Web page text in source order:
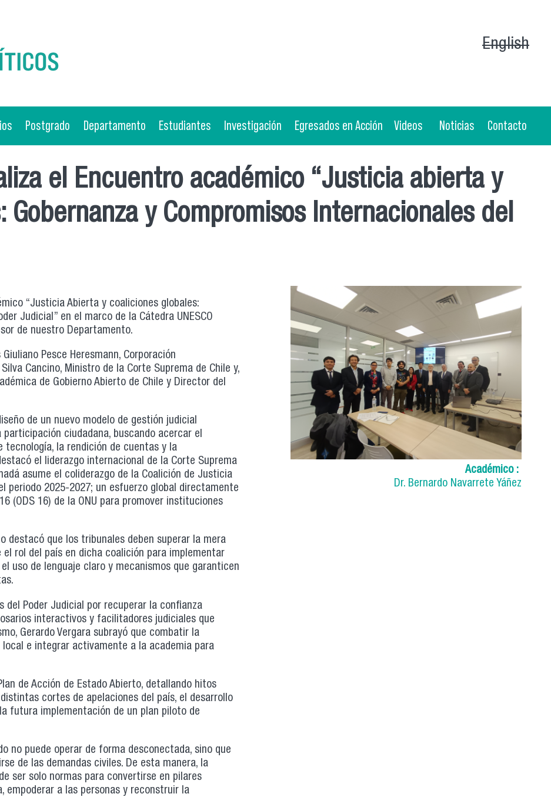
English
Postgrado Departamento Estudiantes Investigación Egresados en Acción Videos Noticias Contacto
el Encuentro académico “Justicia abierta y
Gobernanza y Compromisos Internacionales del
“Justicia Abierta y coaliciones globales:
Judicial” en el marco de la Cátedra UNESCO
de nuestro Departamento.
Pesce Heresmann, Corporación
Cancino, Ministro de la Corte Suprema de Chile y,
de Gobierno Abierto de Chile y Director del
de un nuevo modelo de gestión judicial
ciudadana, buscando acercar el
tecnología, la rendición de cuentas y la
el liderazgo internacional de la Corte Suprema
asume el coliderazgo de la Coalición de Justicia
periodo 2025-2027; un esfuerzo global directamente
(ODS 16) de la ONU para promover instituciones
destacó que los tribunales deben superar la mera
rol del país en dicha coalición para implementar
uso de lenguaje claro y mecanismos que garanticen
del Poder Judicial por recuperar la confianza
interactivos y facilitadores judiciales que
Gerardo Vergara subrayó que combatir la
e integrar activamente a la academia para
de Acción de Estado Abierto, detallando hitos
cortes de apelaciones del país, el desarrollo
futura implementación de un plan piloto de
no puede operar de forma desconectada, sino que
de las demandas civiles. De esta manera, la
ser solo normas para convertirse en pilares
empoderar a las personas y reconstruir la
Académico :
Dr. Bernardo Navarrete Yáñez